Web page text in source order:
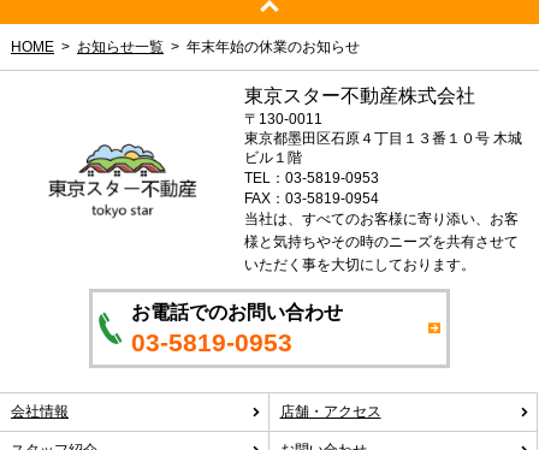
HOME お知らせ一覧 年末年始の休業のお知らせ
東京スター不動産株式会社
〒130-0011
東京都墨田区石原４丁目１３番１０号 木城
ビル１階
TEL：03-5819-0953
FAX：03-5819-0954
当社は、すべてのお客様に寄り添い、お客
様と気持ちやその時のニーズを共有させて
いただく事を大切にしております。
お電話でのお問い合わせ
03-5819-0953
会社情報 店舗・アクセス